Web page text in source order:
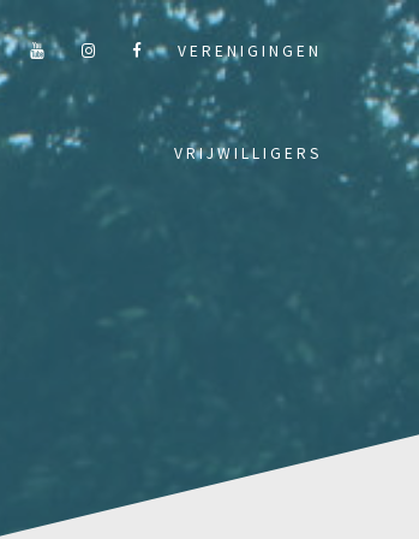
VERENIGINGEN
VRIJWILLIGERS